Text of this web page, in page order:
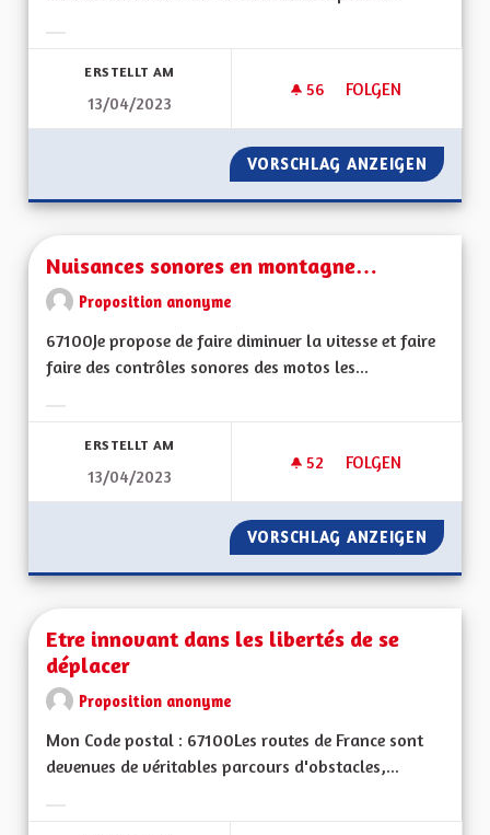
ERSTELLT AM
13/04/2023
56 56 FOLLOWER
FOLGEN
S'ENGAGER POUR
VORSCHLAG ANZEIGEN
Nuisances sonores en montagne…
Proposition anonyme
67100Je propose de faire diminuer la vitesse et faire
faire des contrôles sonores des motos les...
ERSTELLT AM
13/04/2023
52 52 FOLLOWER
FOLGEN
NUISANCES
VORSCHLAG ANZEIGEN
Etre innovant dans les libertés de se
déplacer
Proposition anonyme
Mon Code postal : 67100Les routes de France sont
devenues de véritables parcours d'obstacles,...